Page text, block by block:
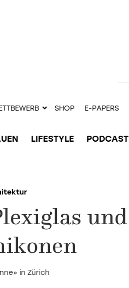
SHOP E-PAPERS
LIFESTYLE PODCAST
und
in Zürich